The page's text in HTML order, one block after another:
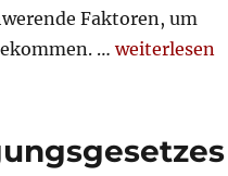
Faktoren, um
…weiterlesen